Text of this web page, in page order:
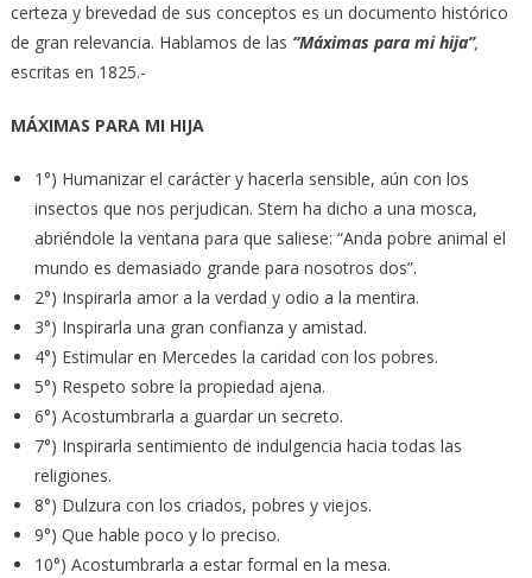
certeza y brevedad de sus conceptos es un documento histórico
de gran relevancia. Hablamos de las “Máximas para mi hija”,
escritas en 1825.-
MÁXIMAS PARA MI HIJA
1°) Humanizar el carácter y hacerla sensible, aún con los
insectos que nos perjudican. Stern ha dicho a una mosca,
abriéndole la ventana para que saliese: “Anda pobre animal el
mundo es demasiado grande para nosotros dos”.
2°) Inspirarla amor a la verdad y odio a la mentira.
3°) Inspirarla una gran confianza y amistad.
4°) Estimular en Mercedes la caridad con los pobres.
5°) Respeto sobre la propiedad ajena.
6°) Acostumbrarla a guardar un secreto.
7°) Inspirarla sentimiento de indulgencia hacia todas las
religiones.
8°) Dulzura con los criados, pobres y viejos.
9°) Que hable poco y lo preciso.
10°) Acostumbrarla a estar formal en la mesa.